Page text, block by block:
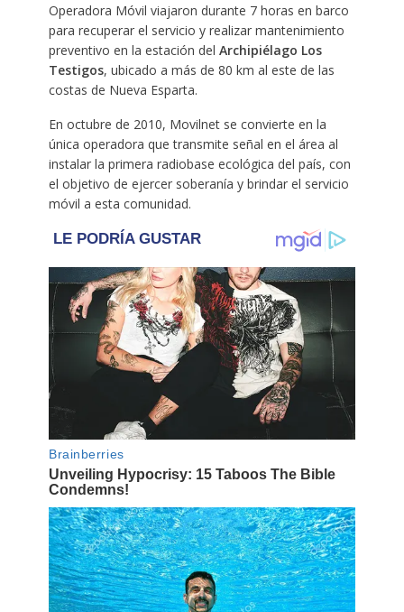
Operadora Móvil viajaron durante 7 horas en barco
para recuperar el servicio y realizar mantenimiento
preventivo en la estación del Archipiélago Los
Testigos, ubicado a más de 80 km al este de las
costas de Nueva Esparta.
En octubre de 2010, Movilnet se convierte en la
única operadora que transmite señal en el área al
instalar la primera radiobase ecológica del país, con
el objetivo de ejercer soberanía y brindar el servicio
móvil a esta comunidad.